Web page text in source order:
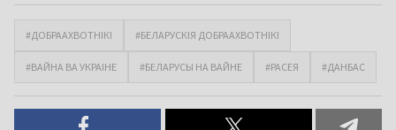
#ДОБРААХВОТНІКІ #БЕЛАРУСКІЯ ДОБРААХВОТНІКІ
#ВАЙНА ВА УКРАІНЕ #БЕЛАРУСЫ НА ВАЙНЕ #РАСЕЯ #ДАНБАС